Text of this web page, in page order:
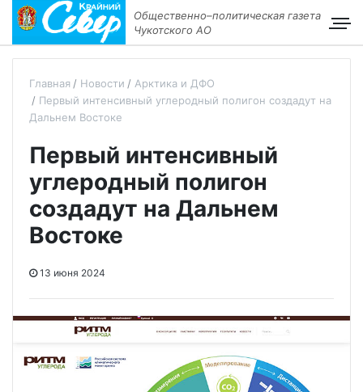
Общественно–политическая газета
Чукотского АО
Главная Новости
Арктика и ДФО
Первый интенсивный углеродный полигон создадут на
Дальнем Востоке
Первый интенсивный
углеродный полигон
создадут на Дальнем
Востоке
13 июня 2024